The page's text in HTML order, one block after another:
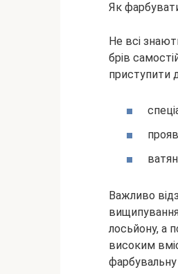
Як
Не всі
брів
приступити
Важливо
лосьйону, а
високим
фарбувальну